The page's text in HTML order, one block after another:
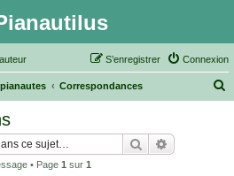
Connexion
S’enregistrer
Correspondances
Rechercher
• Page 1 sur 1